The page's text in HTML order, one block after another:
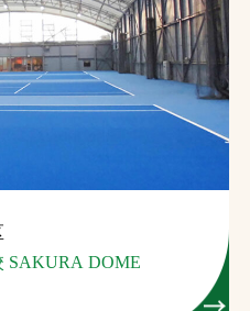
SAKURA DOME